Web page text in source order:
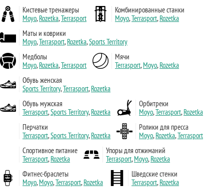
Кистевые тренажеры
Moyo,Rozetka,Terrasport
Комбинированные станки
Moyo,Terrasport,Rozetka
Маты и коврики
Moyo,Terrasport,Rozetka,Sports Territory
Медболы
Moyo,Rozetka,Terrasport
Мячи
Terrasport,Moyo,Rozetka
Обувь женская
Sports Territory,Terrasport,Rozetka
Обувь мужская
Terrasport,Sports Territory,Rozetka
Орбитреки
Moyo,Terrasport,Rozetka
Перчатки
Terrasport,Sports Territory,Rozetka
Ролики для пресса
Moyo,Rozetka,Terrasport
Спортивное питание
Terrasport,Rozetka
Упоры для отжиманий
Terrasport,Moyo,Rozetka
Фитнес-браслеты
Moyo,Moyo,Terrasport,Rozetka
Шведские стенки
Terrasport,Rozetka